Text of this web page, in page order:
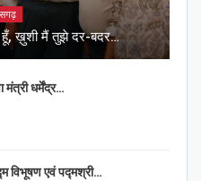
हूँ, ख़ुशी मैं तुझे दर-बदर…
मंत्री धर्मेंद्र…
विभूषण एवं पद्मश्री…